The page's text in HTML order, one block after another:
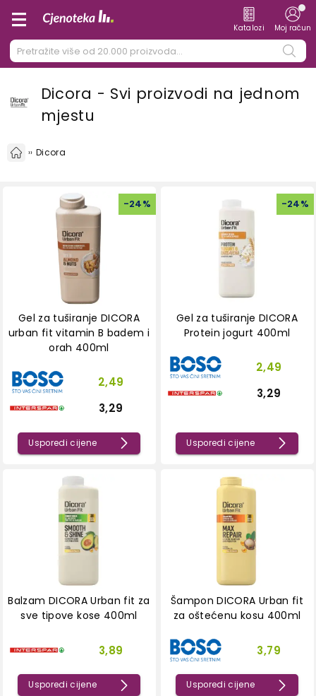
Katalozi Moj račun
Dicora - Svi proizvodi na jednom
mjestu
Dicora
-24%
Gel za tuširanje DICORA
urban fit vitamin B badem i
orah 400ml
2,49
3,29
Usporedi cijene
-24%
Gel za tuširanje DICORA
Protein jogurt 400ml
2,49
3,29
Usporedi cijene
Balzam DICORA Urban fit za
sve tipove kose 400ml
3,89
Usporedi cijene
Šampon DICORA Urban fit
za oštećenu kosu 400ml
3,79
Usporedi cijene